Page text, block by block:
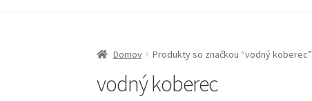
Domov Produkty so značkou “vodný koberec”
vodný koberec